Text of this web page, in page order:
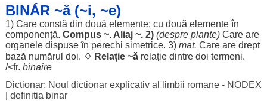
BINÁR ~ă (~i, ~e)
1) Care constă din două elemente; cu două elementeîn
componență. Compus~. Aliaj~. 2) (despre plante) Care are
organele dispuseîn perechi simetrice. 3) mat. Care are drept
bază numărul doi. ♢ Relație~ă relație dintre doi termeni.
/<fr. binaire
Dictionar: Noul dictionar explicativ al limbii romane - NODEX
definitia binar